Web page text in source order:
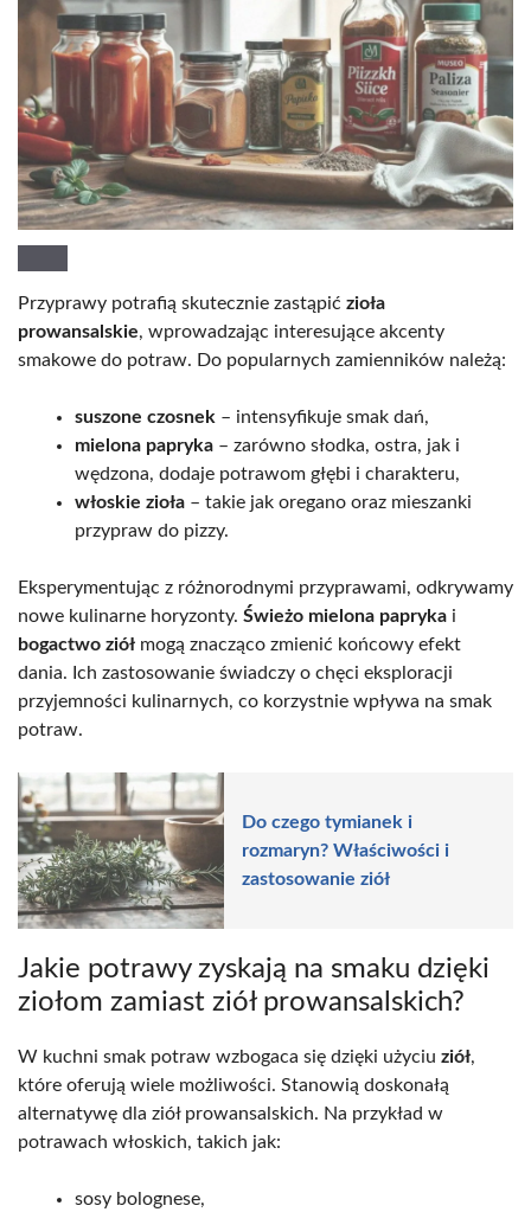
Przyprawy potrafią skutecznie zastąpić zioła
prowansalskie, wprowadzając interesujące akcenty
smakowe do potraw. Do popularnych zamienników należą:
suszone czosnek – intensyfikuje smak dań,
mielona papryka – zarówno słodka, ostra, jak i
wędzona, dodaje potrawom głębi i charakteru,
włoskie zioła – takie jak oregano oraz mieszanki
przypraw do pizzy.
Eksperymentując z różnorodnymi przyprawami, odkrywamy
nowe kulinarne horyzonty. Świeżo mielona papryka i
bogactwo ziół mogą znacząco zmienić końcowy efekt
dania. Ich zastosowanie świadczy o chęci eksploracji
przyjemności kulinarnych, co korzystnie wpływa na smak
potraw.
Do czego tymianek i
rozmaryn? Właściwości i
zastosowanie ziół
Jakie potrawy zyskają na smaku dzięki
ziołom zamiast ziół prowansalskich?
W kuchni smak potraw wzbogaca się dzięki użyciu ziół,
które oferują wiele możliwości. Stanowią doskonałą
alternatywę dla ziół prowansalskich. Na przykład w
potrawach włoskich, takich jak:
sosy bolognese,